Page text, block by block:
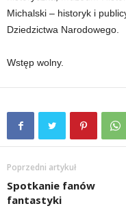
Michalski – historyk i
Dziedzictwa Narodowego.
Wstęp wolny.
Poprzedni artykuł
Spotkanie fanów
fantastyki